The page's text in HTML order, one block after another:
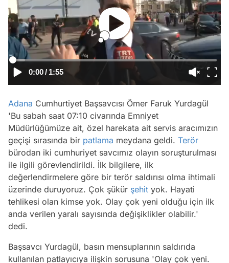
0:00/ 1:55
Adana Cumhurtiyet Başsavcısı Ömer Faruk Yurdagül
'Bu sabah saat 07:10 civarında Emniyet
Müdürlüğümüze ait, özel harekata ait servis aracımızın
geçişi sırasında bir patlama meydana geldi. Terör
bürodan iki cumhuriyet savcımız olayın soruşturulması
ile ilgili görevlendirildi. İlk bilgilere, ilk
değerlendirmelere göre bir terör saldırısı olma ihtimali
üzerinde duruyoruz. Çok şükür şehit yok. Hayati
tehlikesi olan kimse yok. Olay çok yeni olduğu için ilk
anda verilen yaralı sayısında değişiklikler olabilir.'
dedi.
Başsavcı Yurdagül, basın mensuplarının saldırıda
kullanılan patlayıcıya ilişkin sorusuna 'Olay çok yeni.